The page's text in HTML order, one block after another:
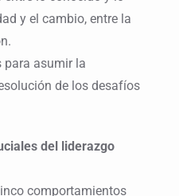
y el cambio, entre la
para asumir la
de los desafíos
del liderazgo
comportamientos